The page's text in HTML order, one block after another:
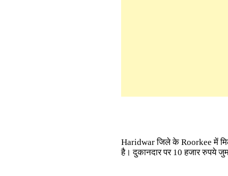
Haridwar जिले के Roorkee में
है। दुकानदार पर 10 हजार रुपये